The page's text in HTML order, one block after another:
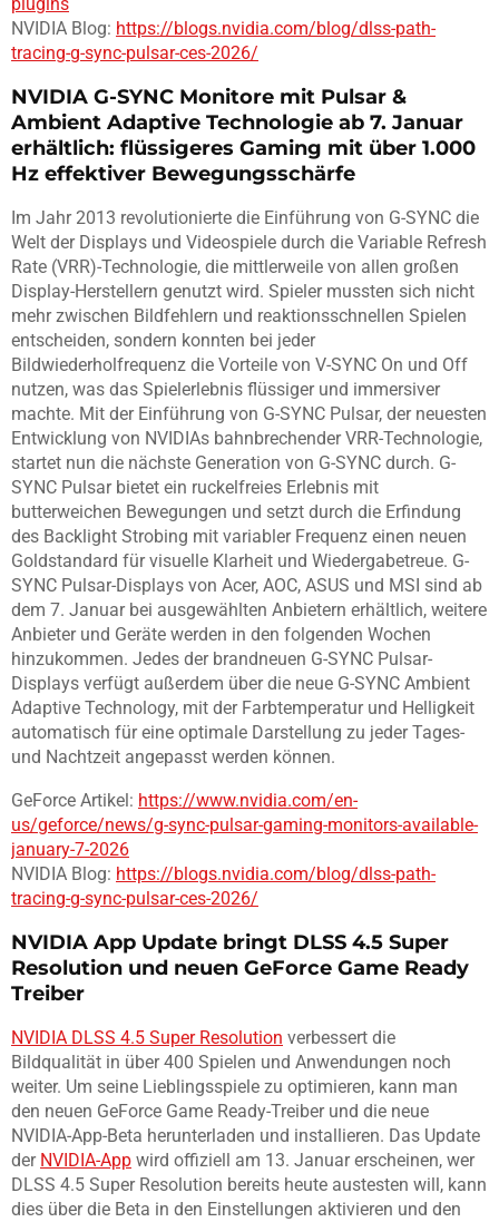
plugins
NVIDIA Blog: https://blogs.nvidia.com/blog/dlss-path-
tracing-g-sync-pulsar-ces-2026/
NVIDIA G-SYNC Monitore mit Pulsar &
Ambient Adaptive Technologie ab 7. Januar
erhältlich: flüssigeres Gaming mit über 1.000
Hz effektiver Bewegungsschärfe
Im Jahr 2013 revolutionierte die Einführung von G-SYNC die
Welt der Displays und Videospiele durch die Variable Refresh
Rate (VRR)-Technologie, die mittlerweile von allen großen
Display-Herstellern genutzt wird. Spieler mussten sich nicht
mehr zwischen Bildfehlern und reaktionsschnellen Spielen
entscheiden, sondern konnten bei jeder
Bildwiederholfrequenz die Vorteile von V-SYNC On und Off
nutzen, was das Spielerlebnis flüssiger und immersiver
machte. Mit der Einführung von G-SYNC Pulsar, der neuesten
Entwicklung von NVIDIAs bahnbrechender VRR-Technologie,
startet nun die nächste Generation von G-SYNC durch. G-
SYNC Pulsar bietet ein ruckelfreies Erlebnis mit
butterweichen Bewegungen und setzt durch die Erfindung
des Backlight Strobing mit variabler Frequenz einen neuen
Goldstandard für visuelle Klarheit und Wiedergabetreue. G-
SYNC Pulsar-Displays von Acer, AOC, ASUS und MSI sind ab
dem 7. Januar bei ausgewählten Anbietern erhältlich, weitere
Anbieter und Geräte werden in den folgenden Wochen
hinzukommen. Jedes der brandneuen G-SYNC Pulsar-
Displays verfügt außerdem über die neue G-SYNC Ambient
Adaptive Technology, mit der Farbtemperatur und Helligkeit
automatisch für eine optimale Darstellung zu jeder Tages-
und Nachtzeit angepasst werden können.
GeForce Artikel: https://www.nvidia.com/en-
us/geforce/news/g-sync-pulsar-gaming-monitors-available-
january-7-2026
NVIDIA Blog: https://blogs.nvidia.com/blog/dlss-path-
tracing-g-sync-pulsar-ces-2026/
NVIDIA App Update bringt DLSS 4.5 Super
Resolution und neuen GeForce Game Ready
Treiber
NVIDIA DLSS 4.5 Super Resolution verbessert die
Bildqualität in über 400 Spielen und Anwendungen noch
weiter. Um seine Lieblingsspiele zu optimieren, kann man
den neuen GeForce Game Ready-Treiber und die neue
NVIDIA-App-Beta herunterladen und installieren. Das Update
der NVIDIA-App wird offiziell am 13. Januar erscheinen, wer
DLSS 4.5 Super Resolution bereits heute austesten will, kann
dies über die Beta in den Einstellungen aktivieren und den